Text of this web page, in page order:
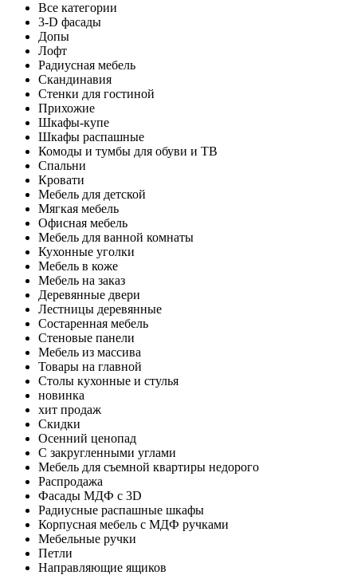
Все категории
3-D фасады
Допы
Лофт
Радиусная мебель
Скандинавия
Стенки для гостиной
Прихожие
Шкафы-купе
Шкафы распашные
Комоды и тумбы для обуви и ТВ
Спальни
Кровати
Мебель для детской
Мягкая мебель
Офисная мебель
Мебель для ванной комнаты
Кухонные уголки
Мебель в коже
Мебель на заказ
Деревянные двери
Лестницы деревянные
Состаренная мебель
Стеновые панели
Мебель из массива
Товары на главной
Столы кухонные и стулья
новинка
хит продаж
Скидки
Осенний ценопад
С закругленными углами
Мебель для съемной квартиры недорого
Распродажа
Фасады МДФ с 3D
Радиусные распашные шкафы
Корпусная мебель с МДФ ручками
Мебельные ручки
Петли
Направляющие ящиков